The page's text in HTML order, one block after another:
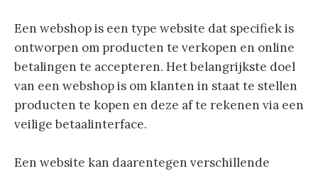
Een webshop is een type website dat specifiek is
ontworpen om producten te verkopen en online
betalingen te accepteren. Het belangrijkste doel
van een webshop is om klanten in staat te stellen
producten te kopen en deze af te rekenen via een
veilige betaalinterface.
Een website kan daarentegen verschillende